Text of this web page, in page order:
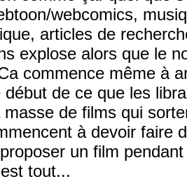
webcomics,
articles de
explose alors que le
commence même à
de ce que les
de films qui
à devoir faire
un film
tout...